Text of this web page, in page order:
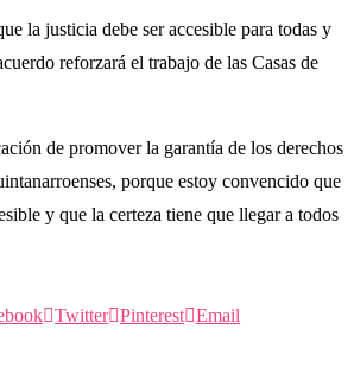
la justicia debe ser accesible para todas y
reforzará el trabajo de las Casas de
de promover la garantía de los derechos
porque estoy convencido que
y que la certeza tiene que llegar a todos
Twitter Pinterest Email